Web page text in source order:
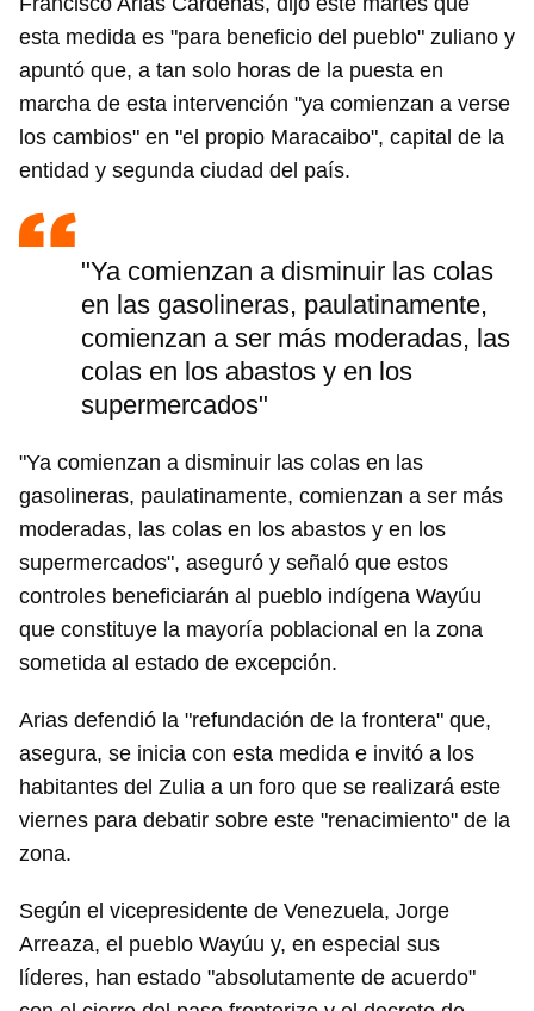
esta medida es "para beneficio del pueblo" zuliano y
apuntó que, a tan solo horas de la puesta en
marcha de esta intervención "ya comienzan a verse
los cambios" en "el propio Maracaibo", capital de la
entidad y segunda ciudad del país.
"Ya comienzan a disminuir las colas
en las gasolineras, paulatinamente,
comienzan a ser más moderadas, las
colas en los abastos y en los
supermercados"
"Ya comienzan a disminuir las colas en las
gasolineras, paulatinamente, comienzan a ser más
moderadas, las colas en los abastos y en los
supermercados", aseguró y señaló que estos
controles beneficiarán al pueblo indígena Wayúu
que constituye la mayoría poblacional en la zona
sometida al estado de excepción.
Arias defendió la "refundación de la frontera" que,
asegura, se inicia con esta medida e invitó a los
habitantes del Zulia a un foro que se realizará este
viernes para debatir sobre este "renacimiento" de la
zona.
Según el vicepresidente de Venezuela, Jorge
Arreaza, el pueblo Wayúu y, en especial sus
líderes, han estado "absolutamente de acuerdo"